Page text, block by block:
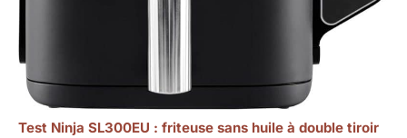
Test Ninja SL300EU : friteuse sans huile à double tiroir